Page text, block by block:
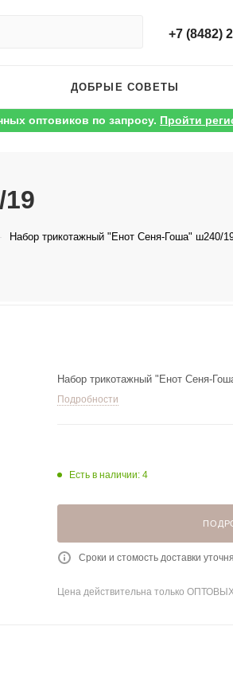
+7 (8482)
ДОБРЫЕ СОВЕТЫ
оптовиков по запросу. Пройти
Набор трикотажный "Енот Сеня-Гоша" ш240/
Набор трикотажный "Енот Сеня-
Подробности
Есть в наличии: 4
Сроки и стомость доставки
Цена действительна только